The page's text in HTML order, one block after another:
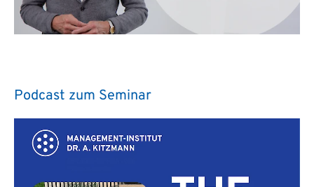
Podcast zum Seminar